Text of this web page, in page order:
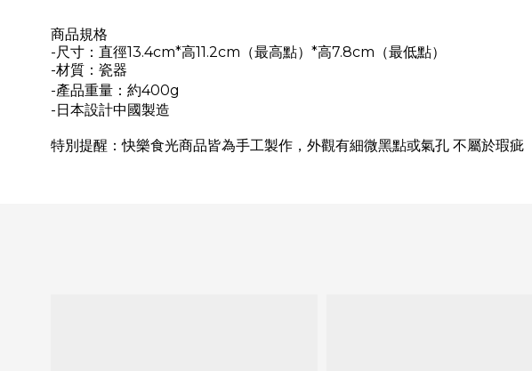
商品規格
-尺寸 ： 直徑13.4cm*高11.2cm（最高點） *高7.8cm（最低點）
-材質：瓷器
-產品重量 ： 約400g
-日本設計中國製造
特別提醒：快樂食光商品皆為手工製作，外觀有細微黑點或氣孔 不屬於瑕疵